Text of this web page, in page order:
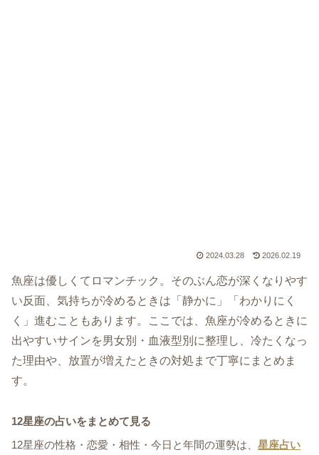
2024.03.28 2026.02.19
魚座は優しくてロマンチック。そのぶん恋が深くなりやす
い反面、気持ちが冷めるときは「静かに」「わかりにく
く」進むこともあります。ここでは、魚座が冷めるときに
出やすいサインを男女別・血液型別に整理し、冷たくなっ
た理由や、放置が増えたときの対処まで丁寧にまとめま
す。
12星座の占いをまとめて見る
12星座の性格・恋愛・相性・今日と年間の運勢は、 星座占い